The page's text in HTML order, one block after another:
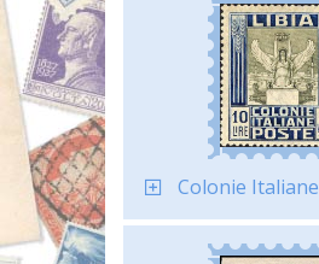
Colonie Italiane